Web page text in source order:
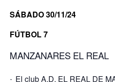
SÁBADO 30/11/24
FÚTBOL 7
MANZANARES EL REAL
· El club A.D. EL REAL DE